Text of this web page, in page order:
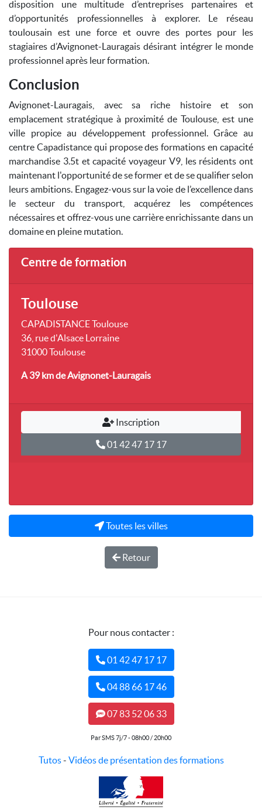
disposition une multitude d’entreprises partenaires et
d’opportunités professionnelles à explorer. Le réseau
toulousain est une force et ouvre des portes pour les
stagiaires d’Avignonet-Lauragais désirant intégrer le monde
professionnel après leur formation.
Conclusion
Avignonet-Lauragais, avec sa riche histoire et son
emplacement stratégique à proximité de Toulouse, est une
ville propice au développement professionnel. Grâce au
centre Capadistance qui propose des formations en capacité
marchandise 3.5t et capacité voyageur V9, les résidents ont
maintenant l'opportunité de se former et de se qualifier selon
leurs ambitions. Engagez-vous sur la voie de l’excellence dans
le secteur du transport, acquérez les compétences
nécessaires et offrez-vous une carrière enrichissante dans un
domaine en pleine mutation.
Centre de formation
Toulouse
CAPADISTANCE Toulouse
36, rue d'Alsace Lorraine
31000 Toulouse
A 39 kmde Avignonet-Lauragais
Inscription
01 42 47 17 17
Toutes les villes
Retour
Pour nous contacter :
01 42 47 17 17
04 88 66 17 46
07 83 52 06 33
Par SMS 7j/7 - 08h00 / 20h00
Tutos- Vidéos de présentation des formations